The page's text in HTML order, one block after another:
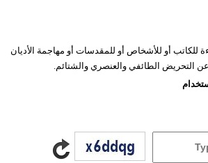
للكاتب أو للأشخاص أو للمقدسات أو مهاجمة الأديان
عن التحريض الطائفي والعنصري والشتائم.